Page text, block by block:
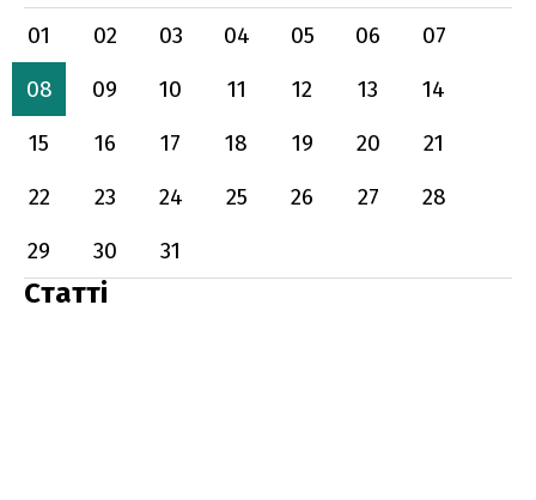
01
02 03 04 05 06
07
08
09 10 11 12 13
14
15
16 17 18 19 20
21
22
23 24 25 26 27
28
29
30 31
Статті